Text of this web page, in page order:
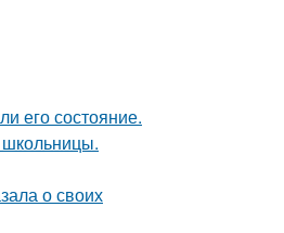
его состояние.
школьницы.
о своих